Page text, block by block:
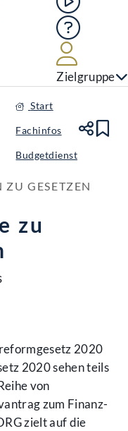
Hilfe
Zielgruppe
Start
Fachinfos
Budgetdienst
ZU GESETZEN
zu
2020
2020 sehen teils
von
zum Finanz-
zielt auf die